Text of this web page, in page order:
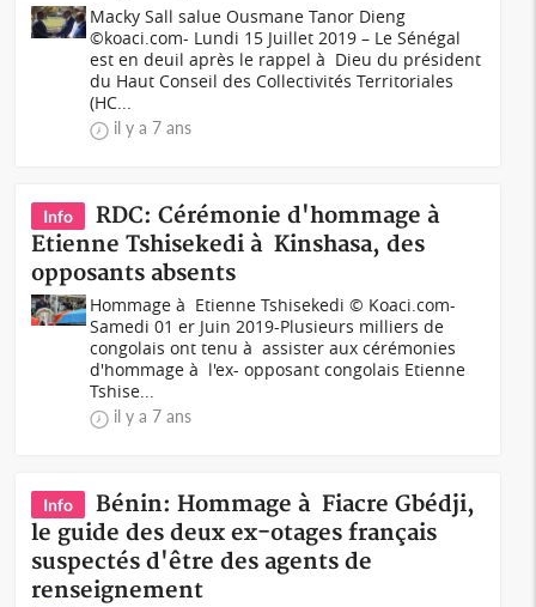
Macky Sall salue Ousmane Tanor Dieng
©koaci.com- Lundi 15 Juillet 2019 – Le Sénégal
est en deuil après le rappel à Dieu du président
du Haut Conseil des Collectivités Territoriales
(HC...
il y a 7 ans
Info
RDC: Cérémonie d'hommage à
Etienne Tshisekedi à Kinshasa, des
opposants absents
Hommage à Etienne Tshisekedi © Koaci.com-
Samedi 01 er Juin 2019-Plusieurs milliers de
congolais ont tenu à assister aux cérémonies
d'hommage à l'ex- opposant congolais Etienne
Tshise...
il y a 7 ans
Info
Bénin: Hommage à Fiacre Gbédji,
le guide des deux ex-otages français
suspectés d'être des agents de
renseignement